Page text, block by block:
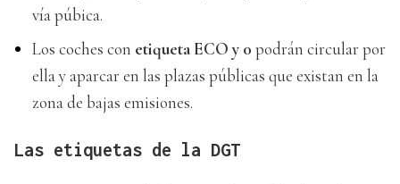
vía púbica.
Los coches con etiqueta ECO y 0 podrán circular por
ella y aparcar en las plazas públicas que existan en la
zona de bajas emisiones.
Las etiquetas de la DGT